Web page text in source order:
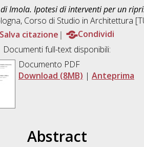
Imola. Ipotesi di interventi per un
Corso di Studio in Architettura
Salva citazione
Condividi
Documenti full-text disponibili:
Documento PDF
Download (8MB) | Anteprima
Abstract